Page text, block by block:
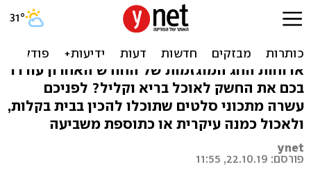
חוזרים לגזרה: 10 מתכוני
ארוחות החג המוגזמות של החודש האחרון עוררו
בכם את החשק לאוכל בריא וקליל? לפניכם
עשרה מתכוני סלטים שתוכלו להכין בבית בקלות,
ולאכול כמנה עיקרית או כתוספת משביעה
ynet
פורסם: 22.10.19, 11:55